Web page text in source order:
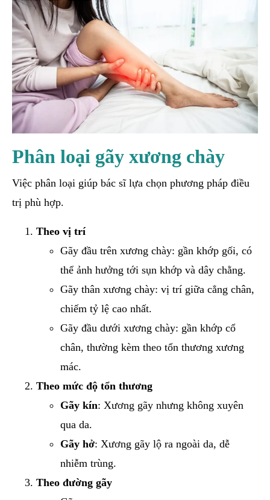
Phân loại gãy xương chày
Việc phân loại giúp bác sĩ lựa chọn phương pháp điều
trị phù hợp.
Theo vị trí
Gãy đầu trên xương chày: gần khớp gối, có
thể ảnh hưởng tới sụn khớp và dây chằng.
Gãy thân xương chày: vị trí giữa cẳng chân,
chiếm tỷ lệ cao nhất.
Gãy đầu dưới xương chày: gần khớp cổ
chân, thường kèm theo tổn thương xương
mác.
Theo mức độ tổn thương
Gãy kín: Xương gãy nhưng không xuyên
qua da.
Gãy hở: Xương gãy lộ ra ngoài da, dễ
nhiễm trùng.
Theo đường gãy